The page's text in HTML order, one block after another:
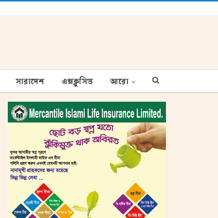
সারাদেশ এক্সক্লুসিভ আরো